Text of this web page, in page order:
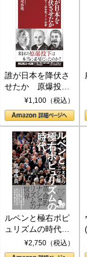
誰が日本を降伏さ
せたか 原爆投
下、ソ連参戦、そ
して聖断 (PHP新
書)
¥1,100（税込）
ルペンと極右ポピ
ュリズムの時代：
〈ヤヌス〉の二つ
の顔
¥2,750（税込）